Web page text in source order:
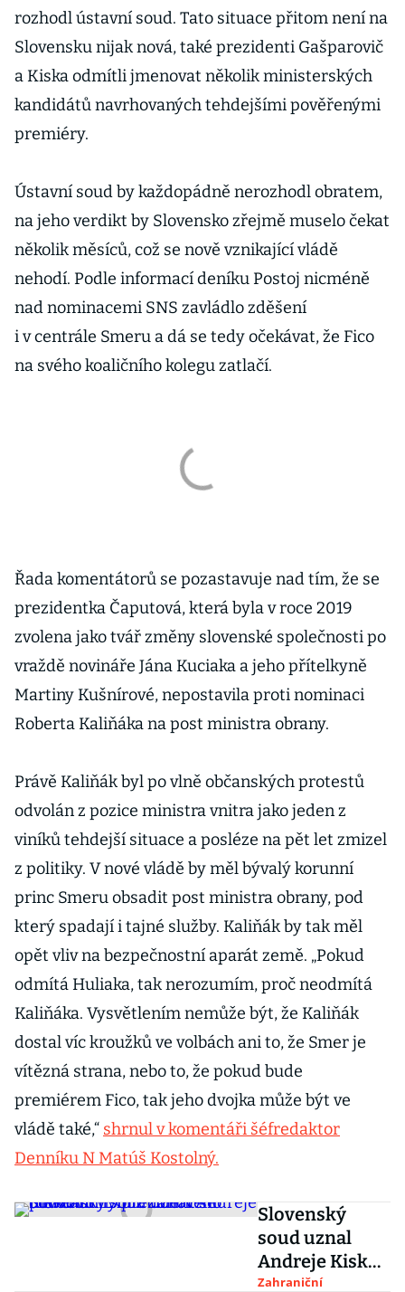
rozhodl ústavní soud. Tato situace přitom není na
Slovensku nijak nová, také prezidenti Gašparovič
a Kiska odmítli jmenovat několik ministerských
kandidátů navrhovaných tehdejšími pověřenými
premiéry.
Ústavní soud by každopádně nerozhodl obratem,
na jeho verdikt by Slovensko zřejmě muselo čekat
několik měsíců, což se nově vznikající vládě
nehodí. Podle informací deníku Postoj nicméně
nad nominacemi SNS zavládlo zděšení
i v centrále Smeru a dá se tedy očekávat, že Fico
na svého koaličního kolegu zatlačí.
Řada komentátorů se pozastavuje nad tím, že se
prezidentka Čaputová, která byla v roce 2019
zvolena jako tvář změny slovenské společnosti po
vraždě novináře Jána Kuciaka a jeho přítelkyně
Martiny Kušnírové, nepostavila proti nominaci
Roberta Kaliňáka na post ministra obrany.
Právě Kaliňák byl po vlně občanských protestů
odvolán z pozice ministra vnitra jako jeden z
viníků tehdejší situace a posléze na pět let zmizel
z politiky. V nové vládě by měl bývalý korunní
princ Smeru obsadit post ministra obrany, pod
který spadají i tajné služby. Kaliňák by tak měl
opět vliv na bezpečnostní aparát země. „Pokud
odmítá Huliaka, tak nerozumím, proč neodmítá
Kaliňáka. Vysvětlením nemůže být, že Kaliňák
dostal víc kroužků ve volbách ani to, že Smer je
vítězná strana, nebo to, že pokud bude
premiérem Fico, tak jeho dvojka může být ve
vládě také,“ shrnul v komentáři šéfredaktor
Denníku N Matúš Kostolný.
Slovenský
soud uznal
Andreje Kisku
vinným z
Zahraniční